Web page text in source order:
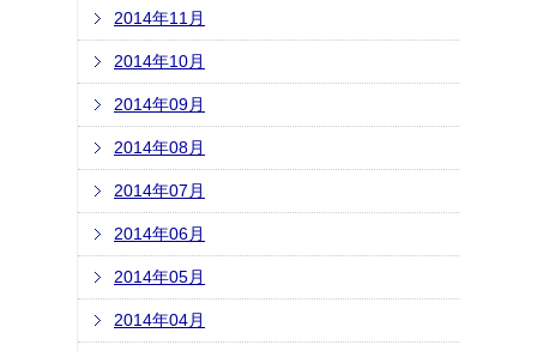
2014年11月
2014年10月
2014年09月
2014年08月
2014年07月
2014年06月
2014年05月
2014年04月